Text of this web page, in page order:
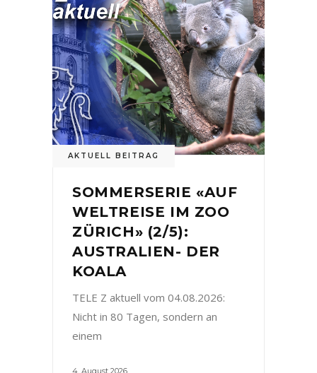
AKTUELL BEITRAG
SOMMERSERIE «AUF
WELTREISE IM ZOO
ZÜRICH» (2/5):
AUSTRALIEN- DER
KOALA
TELE Z aktuell vom 04.08.2026:
Nicht in 80 Tagen, sondern an
einem
4. August 2026